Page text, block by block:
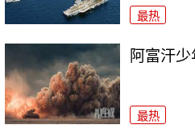
最热
阿富汗少
最热